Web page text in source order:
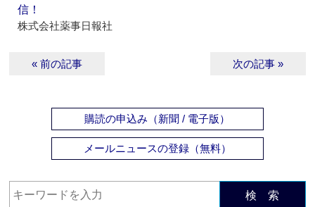
信！
株式会社薬事日報社
« 前の記事 次の記事 »
購読の申込み（新聞 / 電子版）
メールニュースの登録（無料）
検 索